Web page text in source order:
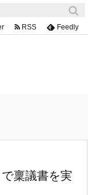
RSS Feedly
稟議書を実